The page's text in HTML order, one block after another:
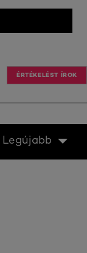
ÉRTÉKELÉST ÍROK
Legújabb